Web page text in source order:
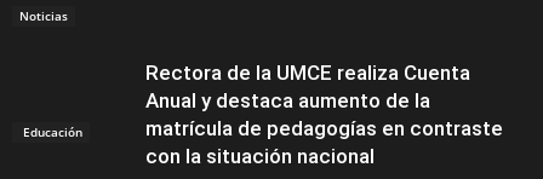
Noticias
Educación
Rectora de la UMCE realiza Cuenta
Anual y destaca aumento de la
matrícula de pedagogías en contraste
con la situación nacional